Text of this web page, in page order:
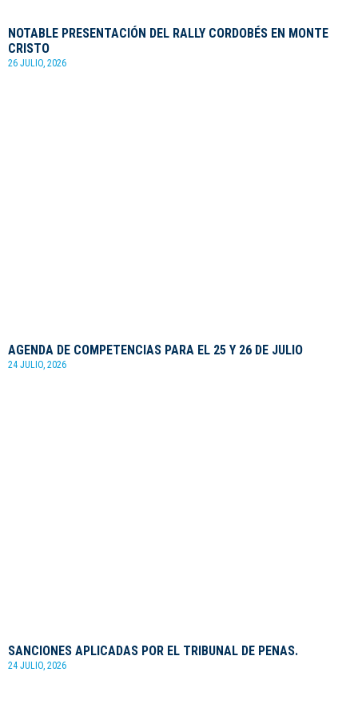
NOTABLE PRESENTACIÓN DEL RALLY CORDOBÉS EN MONTE
CRISTO
26 JULIO, 2026
AGENDA DE COMPETENCIAS PARA EL 25 Y 26 DE JULIO
24 JULIO, 2026
SANCIONES APLICADAS POR EL TRIBUNAL DE PENAS.
24 JULIO, 2026